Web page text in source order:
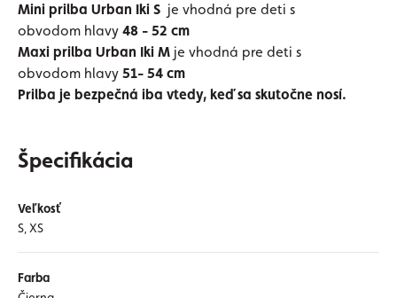
Mini prilba Urban Iki S je vhodná pre deti s
obvodom hlavy 48 - 52 cm
Maxi prilba Urban Iki M je vhodná pre deti s
obvodom hlavy 51- 54 cm
Prilba je bezpečná iba vtedy, keď sa skutočne nosí.
Špecifikácia
Veľkosť
S, XS
Farba